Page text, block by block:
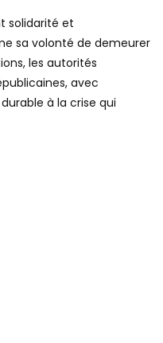
solidarité et
sa volonté de demeurer
les autorités
avec
à la crise qui